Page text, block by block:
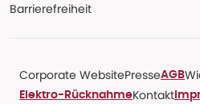
Barrierefreiheit
Corporate WebsitePresseAGB
Elektro-RücknahmeKontakt